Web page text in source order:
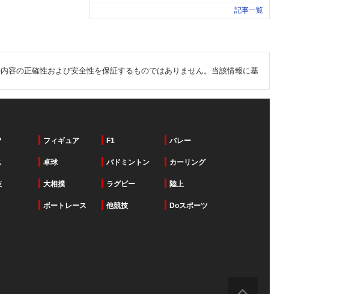
記事一覧
容の正確性および安全性を保証するものではありません。当該情報に基
フィギュア F1 バレー
卓球 バドミントン カーリング
大相撲 ラグビー 陸上
ボートレース 他競技 Doスポーツ